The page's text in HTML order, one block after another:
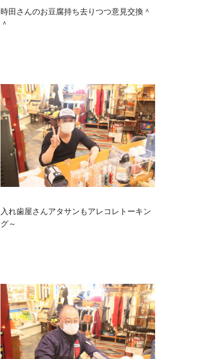
時田さんのお豆腐持ち去りつつ意見交換＾
＾
入れ歯屋さんアタサンもアレコレトーキン
グ～